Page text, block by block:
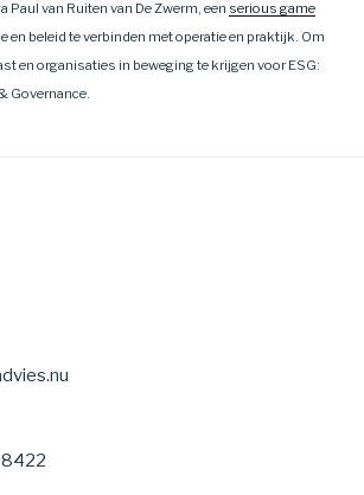
Paul van Ruiten van De Zwerm, een serious game
en beleid te verbinden met operatie en praktijk. Om
en organisaties in beweging te krijgen voor ESG:
Governance.